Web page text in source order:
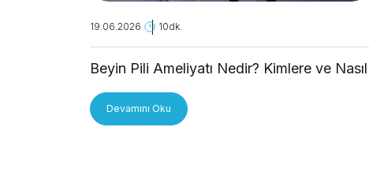
19.06.2026 10dk.
Beyin Pili Ameliyatı Nedir? Kimlere ve Nasıl
Devamını Oku